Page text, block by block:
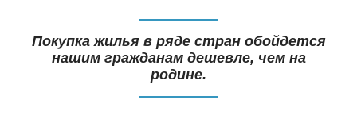
Покупка жилья в ряде стран обойдется
нашим гражданам дешевле, чем на
родине.